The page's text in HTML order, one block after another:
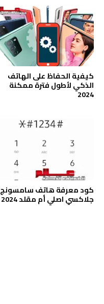
كيفية الحفاظ على الهاتف
الذكي لأطول فترة ممكنة
2024
كود معرفة هاتف سامسونج
جلاكسي اصلي أم مقلد 2024